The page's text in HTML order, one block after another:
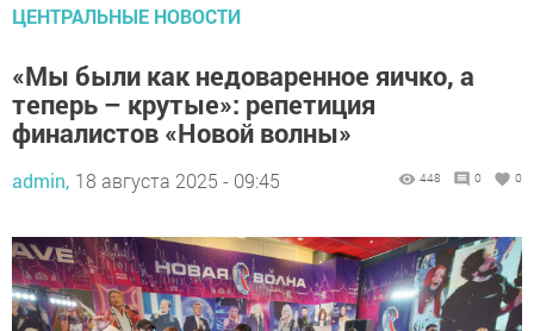
ЦЕНТРАЛЬНЫЕ НОВОСТИ
«Мы были как недоваренное яичко, а
теперь – крутые»: репетиция
финалистов «Новой волны»
admin, 18 августа 2025 - 09:45 448 0 0